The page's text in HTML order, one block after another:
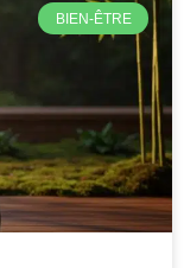
BIEN-ÊTRE